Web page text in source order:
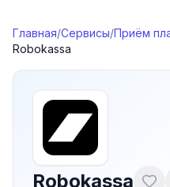
Главная/Сервисы/Приём
Robokassa
Robokassa